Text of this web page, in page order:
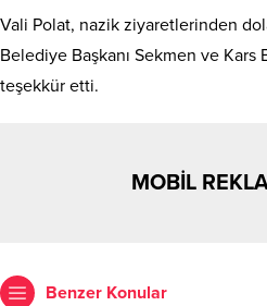
Vali Polat, nazik ziyaretlerinden
Belediye Başkanı Sekmen ve Kars
teşekkür etti.
MOBİL
Benzer Konular